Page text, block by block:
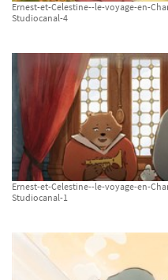
Ernest-et-Celestine--le-voyage-en-
Studiocanal-4
Ernest-et-Celestine--le-voyage-en-
Studiocanal-1